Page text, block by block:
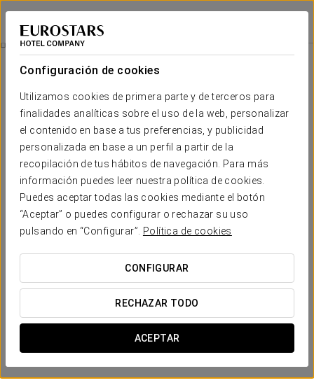
Configuración de cookies
Utilizamos cookies de primera parte y de terceros para
finalidades analíticas sobre el uso de la web, personalizar
el contenido en base a tus preferencias, y publicidad
personalizada en base a un perfil a partir de la
recopilación de tus hábitos de navegación. Para más
información puedes leer nuestra política de cookies.
Puedes aceptar todas las cookies mediante el botón
“Aceptar” o puedes configurar o rechazar su uso
pulsando en “Configurar”.
Política de cookies
CONFIGURAR
RECHAZAR TODO
ACEPTAR
Eurostars i-Hotel
MADRID - POZUELO DE ALARCÓN
Reservar Salones